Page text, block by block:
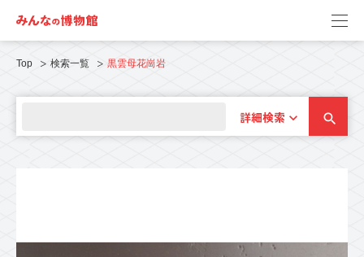
Top 検索一覧 黒雲母花崗岩
詳細検索